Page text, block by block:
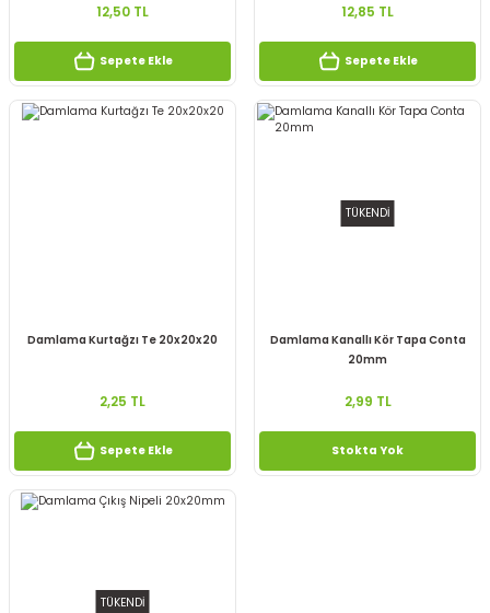
12,50 TL
Sepete Ekle
12,85 TL
Sepete Ekle
Damlama Kurtağzı Te 20x20x20
2,25 TL
Sepete Ekle
TÜKENDİ
Damlama Kanallı Kör Tapa Conta
20mm
2,99 TL
Stokta Yok
TÜKENDİ